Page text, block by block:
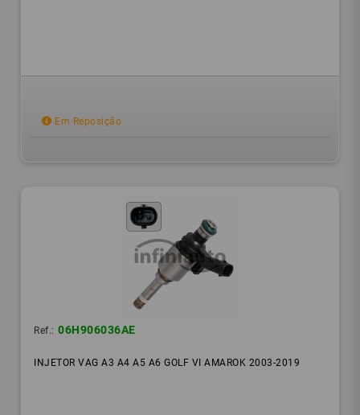
Em Reposição
Ref.: 06H906036AE
INJETOR VAG A3 A4 A5 A6 GOLF VI AMAROK 2003-2019